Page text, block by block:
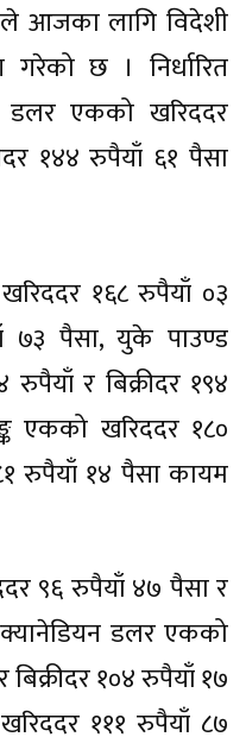
आजका लागि विदेशी
गरेको छ । निर्धारित
डलर एकको खरिददर
१४४ रुपैयाँ ६१ पैसा
१६८ रुपैयाँ ०३
७३ पैसा, युके पाउण्ड
र बिक्रीदर १९४
एकको खरिददर १८०
रुपैयाँ १४ पैसा कायम
९६ रुपैयाँ ४७ पैसा र
क्यानेडियन डलर एकको
१०४ रुपैयाँ १७
१११ रुपैयाँ ८७